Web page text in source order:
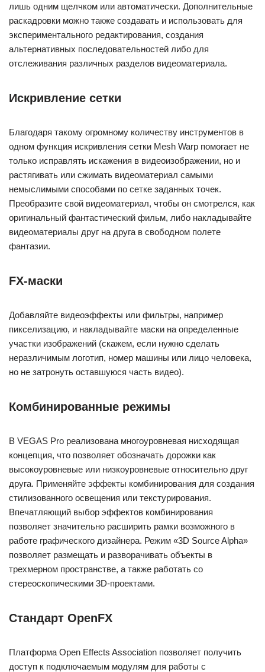
лишь одним щелчком или автоматически. Дополнительные
раскадровки можно также создавать и использовать для
экспериментального редактирования, создания
альтернативных последовательностей либо для
отслеживания различных разделов видеоматериала.
Искривление сетки
Благодаря такому огромному количеству инструментов в
одном функция искривления сетки Mesh Warp помогает не
только исправлять искажения в видеоизображении, но и
растягивать или сжимать видеоматериал самыми
немыслимыми способами по сетке заданных точек.
Преобразите свой видеоматериал, чтобы он смотрелся, как
оригинальный фантастический фильм, либо накладывайте
видеоматериалы друг на друга в свободном полете
фантазии.
FX-маски
Добавляйте видеоэффекты или фильтры, например
пикселизацию, и накладывайте маски на определенные
участки изображений (скажем, если нужно сделать
неразличимым логотип, номер машины или лицо человека,
но не затронуть оставшуюся часть видео).
Комбинированные режимы
В VEGAS Pro реализована многоуровневая нисходящая
концепция, что позволяет обозначать дорожки как
высокоуровневые или низкоуровневые относительно друг
друга. Применяйте эффекты комбинирования для создания
стилизованного освещения или текстурирования.
Впечатляющий выбор эффектов комбинирования
позволяет значительно расширить рамки возможного в
работе графического дизайнера. Режим «3D Source Alpha»
позволяет размещать и разворачивать объекты в
трехмерном пространстве, а также работать со
стереоскопическими 3D-проектами.
Стандарт OpenFX
Платформа Open Effects Association позволяет получить
доступ к подключаемым модулям для работы с